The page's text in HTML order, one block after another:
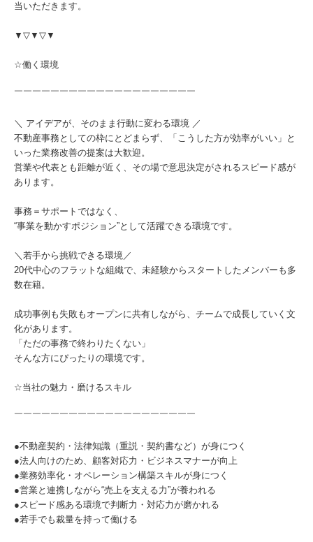
当いただきます。
▼▽▼▽▼
☆働く環境
￣￣￣￣￣￣￣￣￣￣￣￣￣￣￣￣￣￣￣￣
＼ アイデアが、そのまま行動に変わる環境 ／
不動産事務としての枠にとどまらず、「こうした方が効率がいい」と
いった業務改善の提案は大歓迎。
営業や代表とも距離が近く、その場で意思決定がされるスピード感が
あります。
事務＝サポートではなく、
“事業を動かすポジション”として活躍できる環境です。
＼若手から挑戦できる環境／
20代中心のフラットな組織で、未経験からスタートしたメンバーも多
数在籍。
成功事例も失敗もオープンに共有しながら、チームで成長していく文
化があります。
「ただの事務で終わりたくない」
そんな方にぴったりの環境です。
☆当社の魅力・磨けるスキル
￣￣￣￣￣￣￣￣￣￣￣￣￣￣￣￣￣￣￣￣
●不動産契約・法律知識（重説・契約書など）が身につく
●法人向けのため、顧客対応力・ビジネスマナーが向上
●業務効率化・オペレーション構築スキルが身につく
●営業と連携しながら“売上を支える力”が養われる
●スピード感ある環境で判断力・対応力が磨かれる
●若手でも裁量を持って働ける